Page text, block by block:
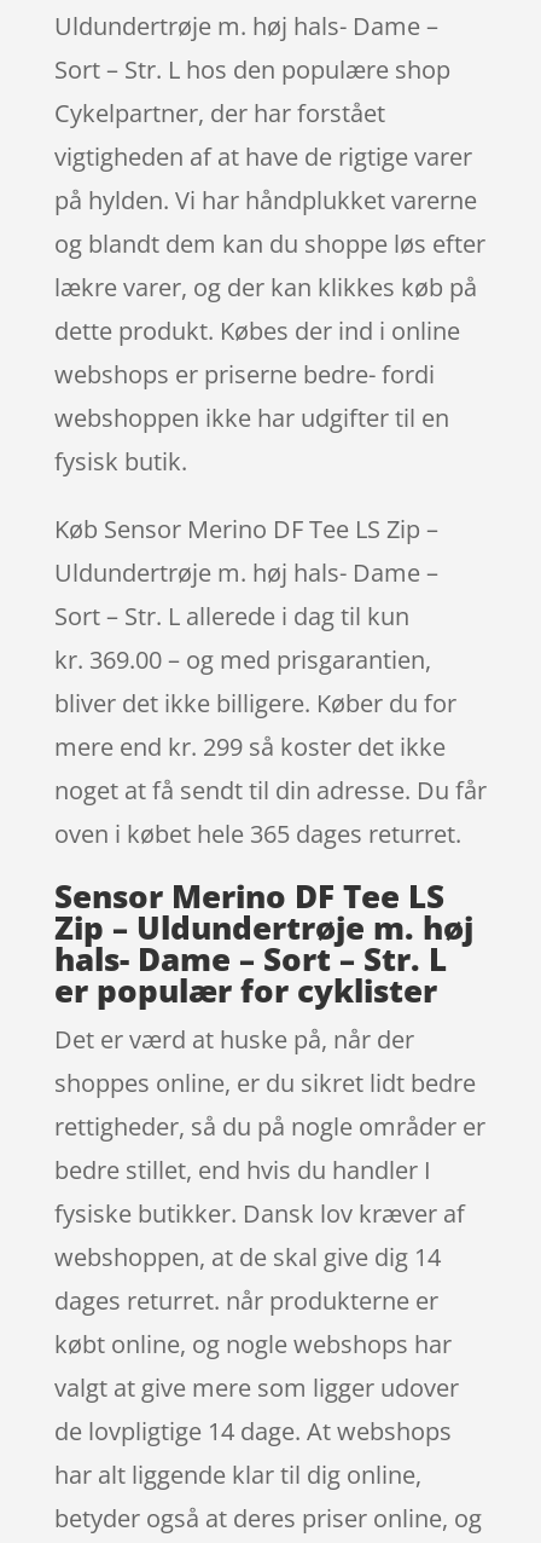
Uldundertrøje m. høj hals- Dame –
Sort – Str. L hos den populære shop
Cykelpartner, der har forstået
vigtigheden af at have de rigtige varer
på hylden. Vi har håndplukket varerne
og blandt dem kan du shoppe løs efter
lækre varer, og der kan klikkes køb på
dette produkt. Købes der ind i online
webshops er priserne bedre- fordi
webshoppen ikke har udgifter til en
fysisk butik.
Køb Sensor Merino DF Tee LS Zip –
Uldundertrøje m. høj hals- Dame –
Sort – Str. L allerede i dag til kun
kr. 369.00 – og med prisgarantien,
bliver det ikke billigere. Køber du for
mere end kr. 299 så koster det ikke
noget at få sendt til din adresse. Du får
oven i købet hele 365 dages returret.
Sensor Merino DF Tee LS
Zip – Uldundertrøje m. høj
hals- Dame – Sort – Str. L
er populær for cyklister
Det er værd at huske på, når der
shoppes online, er du sikret lidt bedre
rettigheder, så du på nogle områder er
bedre stillet, end hvis du handler I
fysiske butikker. Dansk lov kræver af
webshoppen, at de skal give dig 14
dages returret. når produkterne er
købt online, og nogle webshops har
valgt at give mere som ligger udover
de lovpligtige 14 dage. At webshops
har alt liggende klar til dig online,
betyder også at deres priser online, og